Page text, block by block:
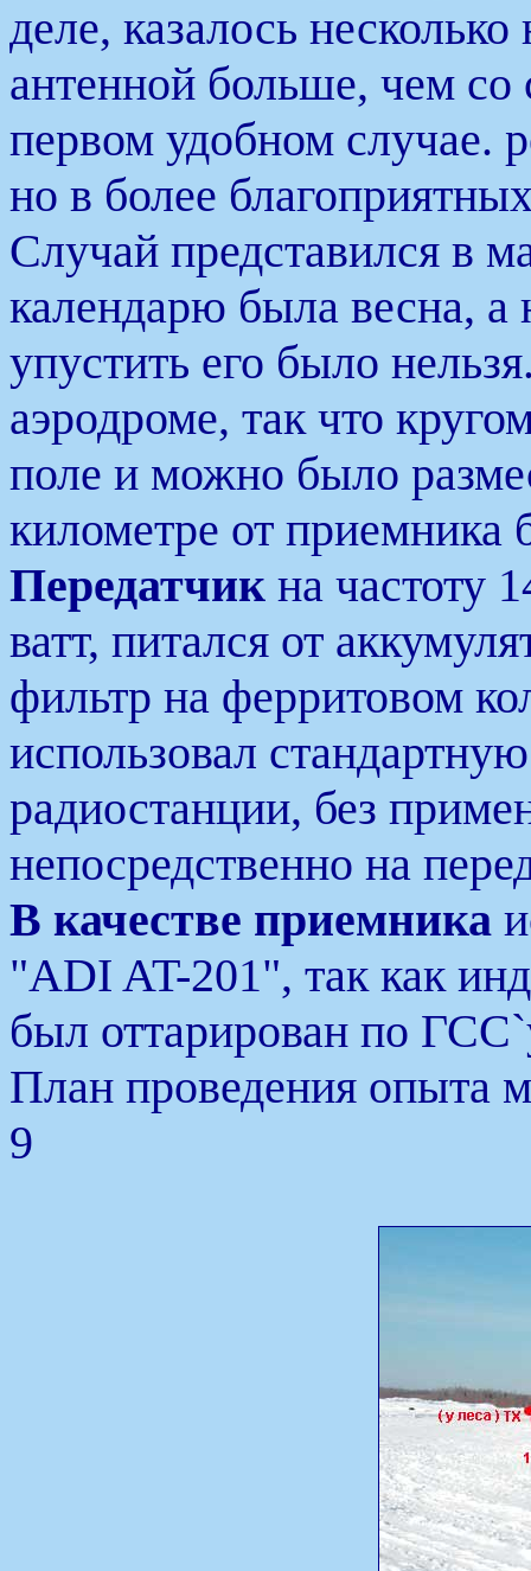
деле, казалось
антенной больше, чем
первом удобном случае.
но в более
Случай представился в
календарю была весна, а
упустить его было
аэродроме, так что
поле и можно было
километре от приемника
Передатчик на частоту
ватт, питался от
фильтр на ферритовом
использовал
радиостанции, без
непосредственно на
В качестве приемника
"ADI AT-201", так как
был оттарирован по
План проведения опыта
9